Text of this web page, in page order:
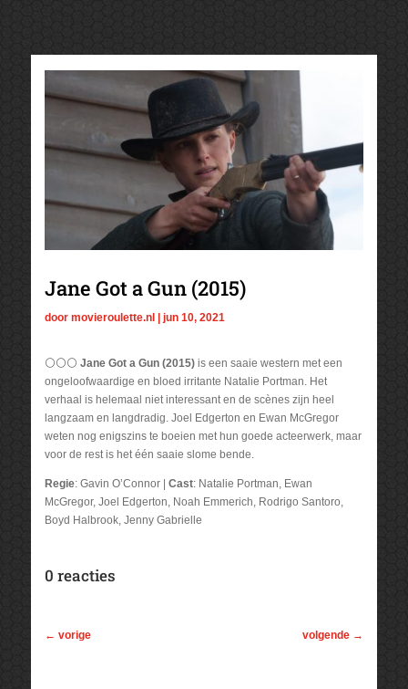
Jane Got a Gun (2015)
door movieroulette.nl jun 10, 2021
⚪⚪⚪ Jane Got a Gun (2015)is een saaie western met een
ongeloofwaardige en bloed irritante Natalie Portman. Het
verhaal is helemaal niet interessant en de scènes zijn heel
langzaam en langdradig. Joel Edgerton en Ewan McGregor
weten nog enigszins te boeien met hun goede acteerwerk, maar
voor de rest is het één saaie slome bende.
Regie: Gavin O’Connor | Cast: Natalie Portman, Ewan
McGregor, Joel Edgerton, Noah Emmerich, Rodrigo Santoro,
Boyd Halbrook, Jenny Gabrielle
0 reacties
← vorige volgende →